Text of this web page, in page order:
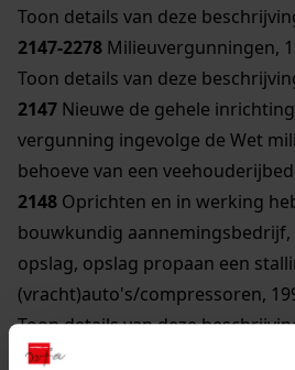
Toon details van deze
2147-2278 Milieuvergunningen,
Toon details van deze
2147 Nieuwe de gehele
vergunning ingevolge de Wet
behoeve van een
2148 Oprichten en in werking
bouwkundig
opslag, opslag propaan een
(vracht)auto's/compressoren,
Toon details van deze
2149Oprichten en in werking